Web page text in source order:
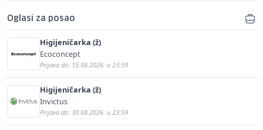
Oglasi za posao
Higijeničarka (ž)
Ecoconcept
Prijava do: 15.08.2026. u 23:59
Higijeničarka (ž)
Invictus
Prijava do: 30.08.2026. u 23:59